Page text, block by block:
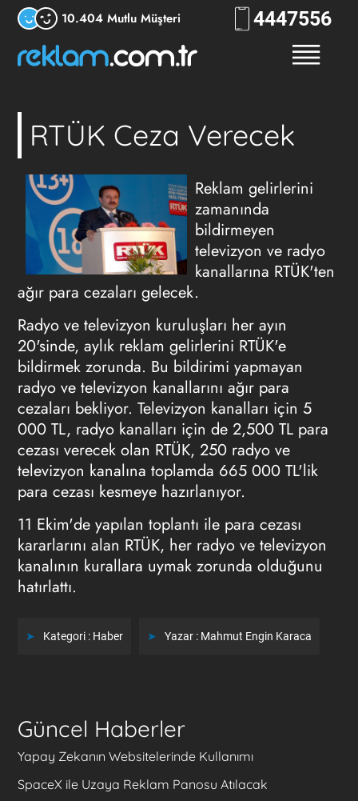
10.404 Mutlu Müşteri 444RKLM
RTÜK Ceza Verecek
Reklam gelirlerini
zamanında
bildirmeyen
televizyon ve radyo
kanallarına RTÜK'ten
ağır para cezaları gelecek.
Radyo ve televizyon kuruluşları her ayın
20'sinde, aylık reklam gelirlerini RTÜK'e
bildirmek zorunda. Bu bildirimi yapmayan
radyo ve televizyon kanallarını ağır para
cezaları bekliyor. Televizyon kanalları için 5
000 TL, radyo kanalları için de 2,500 TL para
cezası verecek olan RTÜK, 250 radyo ve
televizyon kanalına toplamda 665 000 TL'lik
para cezası kesmeye hazırlanıyor.
11 Ekim'de yapılan toplantı ile para cezası
kararlarını alan RTÜK, her radyo ve televizyon
kanalının kurallara uymak zorunda olduğunu
hatırlattı.
Kategori : Haber Yazar : Mahmut Engin Karaca
Güncel Haberler
Yapay Zekanın Websitelerinde Kullanımı
SpaceX ile Uzaya Reklam Panosu Atılacak